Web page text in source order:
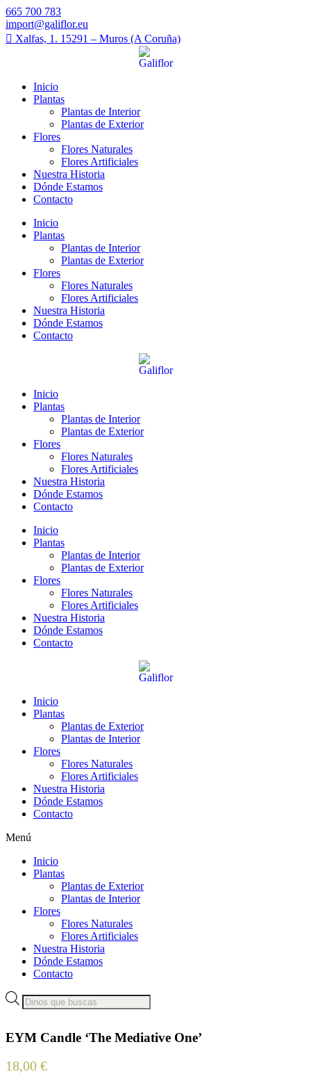
665 700 783
import@galiflor.eu
Xalfas, 1. 15291 – Muros (A Coruña)
Inicio
Plantas
Plantas de Interior
Plantas de Exterior
Flores
Flores Naturales
Flores Artificiales
Nuestra Historia
Dónde Estamos
Contacto
Inicio
Plantas
Plantas de Interior
Plantas de Exterior
Flores
Flores Naturales
Flores Artificiales
Nuestra Historia
Dónde Estamos
Contacto
Inicio
Plantas
Plantas de Interior
Plantas de Exterior
Flores
Flores Naturales
Flores Artificiales
Nuestra Historia
Dónde Estamos
Contacto
Inicio
Plantas
Plantas de Interior
Plantas de Exterior
Flores
Flores Naturales
Flores Artificiales
Nuestra Historia
Dónde Estamos
Contacto
Inicio
Plantas
Plantas de Exterior
Plantas de Interior
Flores
Flores Naturales
Flores Artificiales
Nuestra Historia
Dónde Estamos
Contacto
Menú
Inicio
Plantas
Plantas de Exterior
Plantas de Interior
Flores
Flores Naturales
Flores Artificiales
Nuestra Historia
Dónde Estamos
Contacto
Búsqueda
de
EYM Candle ‘The Mediative One’
18,00 €